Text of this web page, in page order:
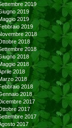
Settembre 2019
Giugno 2019
Maggio 2019
Febbraio 2019
Novembre 2018
Ottobre 2018
Settembre 2018
Giugno 2018
Maggio 2018
Aprile 2018
Marzo 2018
Febbraio 2018
Gennaio 2018
Dicembre 2017
Ottobre 2017
Settembre 2017
Agosto 2017